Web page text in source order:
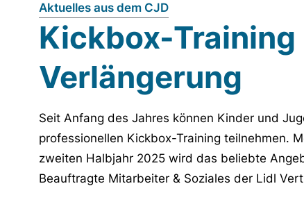
Aktuelles aus dem CJD
Kickbox-Training
Verlängerung
Seit Anfang des Jahres können Kinder und
professionellen Kickbox-Training teilnehmen.
zweiten Halbjahr 2025 wird das beliebte
Beauftragte Mitarbeiter & Soziales der Lidl